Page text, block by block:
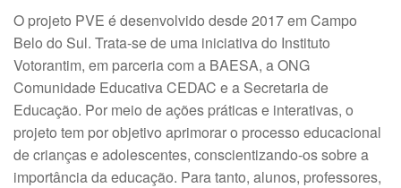
O projeto PVE é desenvolvido desde 2017 em Campo
Belo do Sul. Trata-se de uma iniciativa do Instituto
Votorantim, em parceria com a BAESA, a ONG
Comunidade Educativa CEDAC e a Secretaria de
Educação. Por meio de ações práticas e interativas, o
projeto tem por objetivo aprimorar o processo educacional
de crianças e adolescentes, conscientizando-os sobre a
importância da educação. Para tanto, alunos, professores,